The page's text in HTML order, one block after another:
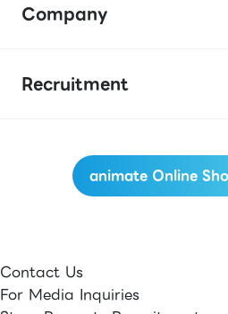
Company
Recruitment
animate Online
Contact Us
For Media Inquiries